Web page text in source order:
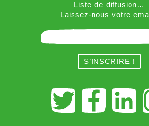
Liste de diffusion…
Laissez-nous votre